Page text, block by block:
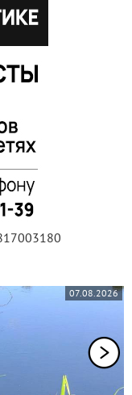
07.08.2026